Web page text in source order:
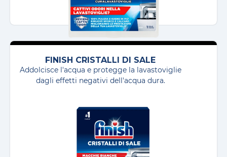
FINISH CRISTALLI DI SALE
Addolcisce l'acqua e protegge la lavastoviglie
dagli effetti negativi dell'acqua dura.